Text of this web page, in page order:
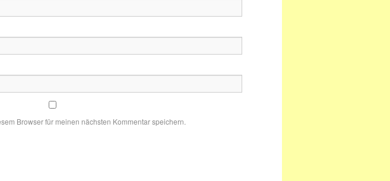
Browser für meinen nächsten Kommentar speichern.